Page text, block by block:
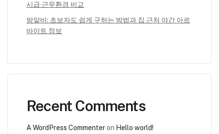
시급·근무환경 비교
밤알바: 초보자도 쉽게 구하는 방법과 집 근처 야간 아르
바이트 정보
Recent Comments
A WordPress Commenteron Hello world!